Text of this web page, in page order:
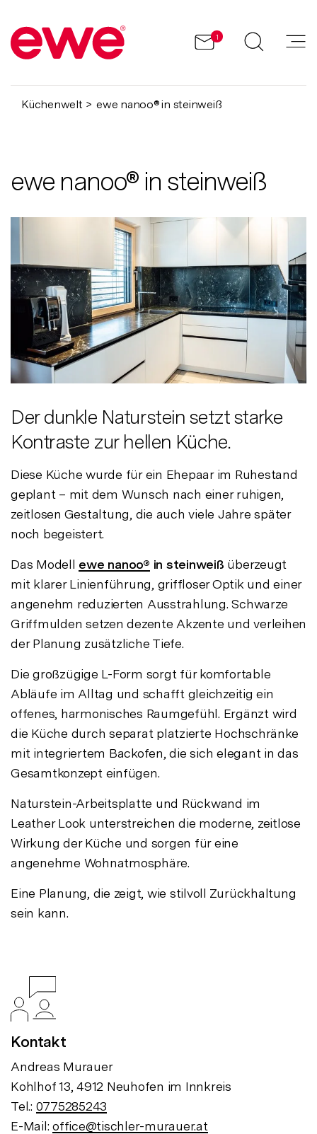
1
Küchenwelt ewe nanoo® in steinweiß
ewe nanoo® in steinweiß
Der dunkle Naturstein setzt starke
Kontraste zur hellen Küche.
Diese Küche wurde für ein Ehepaar im Ruhestand
geplant – mit dem Wunsch nach einer ruhigen,
zeitlosen Gestaltung, die auch viele Jahre später
noch begeistert.
Das Modell ewe nanoo® in steinweiß überzeugt
mit klarer Linienführung, griffloser Optik und einer
angenehm reduzierten Ausstrahlung. Schwarze
Griffmulden setzen dezente Akzente und verleihen
der Planung zusätzliche Tiefe.
Die großzügige L-Form sorgt für komfortable
Abläufe im Alltag und schafft gleichzeitig ein
offenes, harmonisches Raumgefühl. Ergänzt wird
die Küche durch separat platzierte Hochschränke
mit integriertem Backofen, die sich elegant in das
Gesamtkonzept einfügen.
Naturstein-Arbeitsplatte und Rückwand im
Leather Look unterstreichen die moderne, zeitlose
Wirkung der Küche und sorgen für eine
angenehme Wohnatmosphäre.
Eine Planung, die zeigt, wie stilvoll Zurückhaltung
sein kann.
Kontakt
Andreas Murauer
Kohlhof 13, 4912 Neuhofen im Innkreis
Tel.: 0775285243
E-Mail: office@tischler-murauer.at